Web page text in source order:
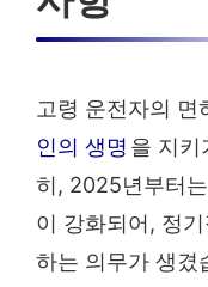
고령 운전자의 면
인의 생명 을 지키
히, 2025년부터
이 강화되어, 정
하는 의무가 생겼